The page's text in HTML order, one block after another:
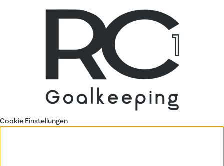
Cookie Einstellungen